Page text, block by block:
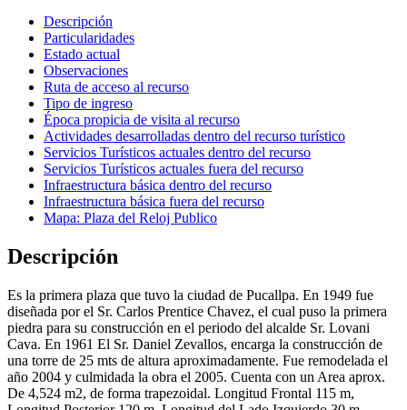
Descripción
Particularidades
Estado actual
Observaciones
Ruta de acceso al recurso
Tipo de ingreso
Época propicia de visita al recurso
Actividades desarrolladas dentro del recurso turístico
Servicios Turísticos actuales dentro del recurso
Servicios Turísticos actuales fuera del recurso
Infraestructura básica dentro del recurso
Infraestructura básica fuera del recurso
Mapa: Plaza del Reloj Publico
Descripción
Es la primera plaza que tuvo la ciudad de Pucallpa. En 1949 fue
diseñada por el Sr. Carlos Prentice Chavez, el cual puso la primera
piedra para su construcción en el periodo del alcalde Sr. Lovani
Cava. En 1961 El Sr. Daniel Zevallos, encarga la construcción de
una torre de 25 mts de altura aproximadamente. Fue remodelada el
año 2004 y culmidada la obra el 2005. Cuenta con un Area aprox.
De 4,524 m2, de forma trapezoidal. Longitud Frontal 115 m,